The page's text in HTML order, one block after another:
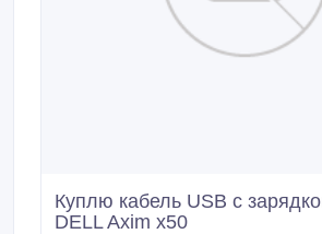
Куплю кабель USB c
DELL Axim x50